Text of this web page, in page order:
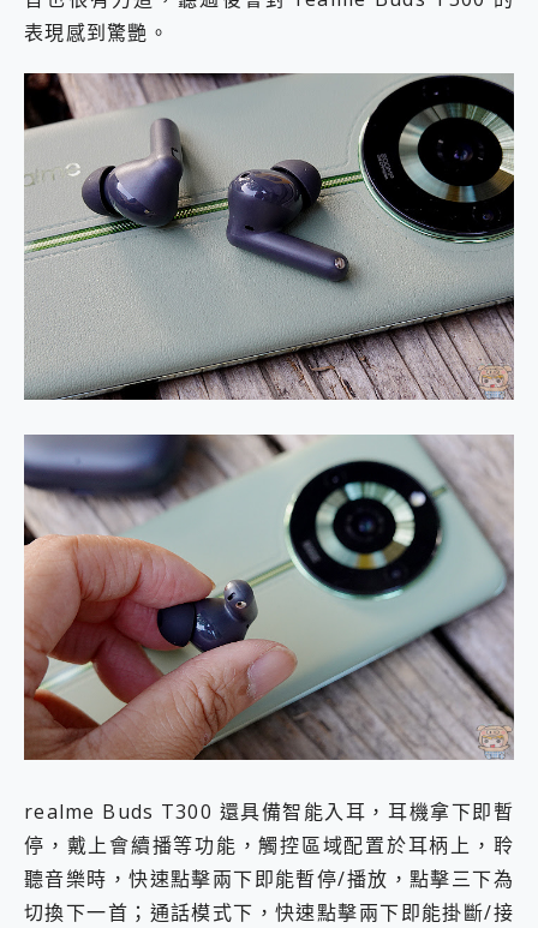
表現感到驚艷。
realme Buds T300 還具備智能入耳，耳機拿下即暫
停，戴上會續播等功能，觸控區域配置於耳柄上，聆
聽音樂時，快速點擊兩下即能暫停/播放，點擊三下為
切換下一首；通話模式下，快速點擊兩下即能掛斷/接